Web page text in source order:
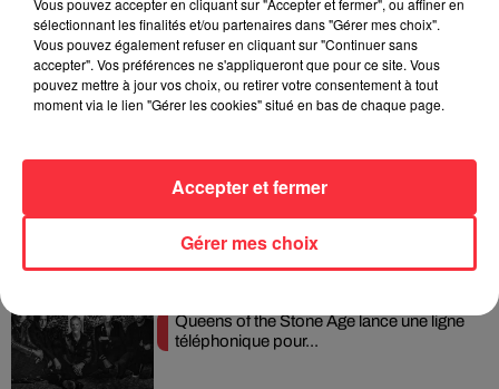
La version réécrite de « Beautiful Day »
interprétée lors des...
album en dévoilant une...
Queens of the Stone Age lance une ligne
téléphonique pour...
Vous pouvez accepter en cliquant sur "Accepter et fermer", ou affiner en
sélectionnant les finalités et/ou partenaires dans "Gérer mes choix".
Vous pouvez également refuser en cliquant sur "Continuer sans
accepter". Vos préférences ne s'appliqueront que pour ce site. Vous
pouvez mettre à jour vos choix, ou retirer votre consentement à tout
moment via le lien "Gérer les cookies" situé en bas de chaque page.
Gérer mes choix
Accepter et fermer